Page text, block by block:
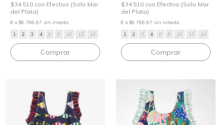
$34.510 con Efectivo (Solo Mar
del Plata)
6 x $6.766,67 sin interés
1
2 3 4 6 8 10 12 14
Comprar
$34.510 con Efectivo (Solo Mar
del Plata)
6 x $6.766,67 sin interés
1
2 3 4 6 8 10 12 14
Comprar